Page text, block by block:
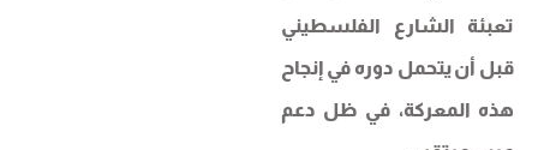
تعبئة الشارع الفلسطيني
قبل أن يتحمل دوره في إنجاح
هذه المعركة، في ظل دعم